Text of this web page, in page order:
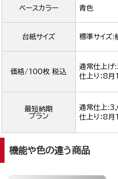
ベースカラー 青色
台紙サイズ 標準サイ
価格/100枚 税込
通常仕上
仕上り：8月
最短納期
プラン
通常仕上
仕上り：8月
機能や色の違う商品